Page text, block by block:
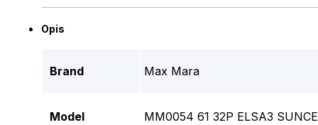
Opis
Brand Max Mara
Model MM0054 61 32P ELSA3